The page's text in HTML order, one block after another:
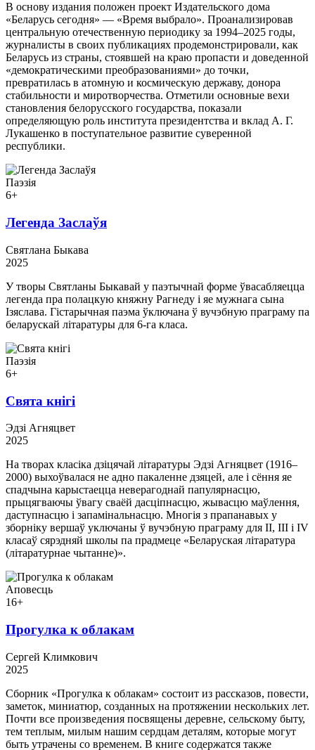
В основу издания положен проект Издательского дома
«Беларусь сегодня» — «Время выбрало». Проанализировав
центральную отечественную периодику за 1994–2025 годы,
журналисты в своих публикациях продемонстрировали, как
Беларусь из страны, стоявшей на краю пропасти и доведенной
«демократическими преобразованиями» до точки,
превратилась в атомную и космическую державу, донора
стабильности и миротворчества. Отметили основные вехи
становления белорусского государства, показали
определяющую роль института президентства и вклад А. Г.
Лукашенко в поступательное развитие суверенной
республики.
Паэзія
6+
Легенда Заслаўя
Святлана Быкава
2025
У творы Святланы Быкавай у паэтычнай форме ўвасабляецца
легенда пра полацкую княжну Рагнеду і яе мужнага сына
Ізяслава. Гістарычная паэма ўключана ў вучэбную праграму па
беларускай літаратуры для 6-га класа.
Паэзія
6+
Свята кнігі
Эдзі Агняцвет
2025
На творах класіка дзіцячай літаратуры Эдзі Агняцвет (1916–
2000) выхоўвалася не адно пакаленне дзяцей, але і сёння яе
спадчына карыстаецца неверагоднай папулярнасцю,
прыцягваючы ўвагу сваёй дасціпнасцю, жывасцю маўлення,
даступнасцю і запамінальнасцю. Многія з прапанавых у
зборніку вершаў уключаны ў вучэбную праграму для II, III і IV
класаў сярэдняй школы па прадмеце «Беларуская літаратура
(літаратурнае чытанне)».
Аповесць
16+
Прогулка к облакам
Сергей Климкович
2025
Сборник «Прогулка к облакам» состоит из рассказов, повести,
заметок, миниатюр, созданных на протяжении нескольких лет.
Почти все произведения посвящены деревне, сельскому быту,
тем теплым, милым нашим сердцам деталям, которые могут
быть утрачены со временем. В книге содержатся также